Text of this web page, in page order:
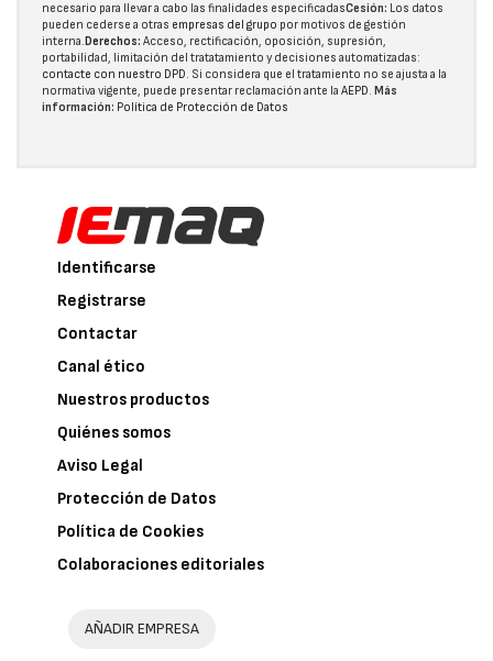
necesario para llevar a cabo las finalidades especificadasCesión: Los datos
pueden cederse a otras empresas del grupo por motivos de gestión
interna.Derechos: Acceso, rectificación, oposición, supresión,
portabilidad, limitación del tratatamiento y decisiones automatizadas:
contacte con nuestro DPD. Si considera que el tratamiento no se ajusta a la
normativa vigente, puede presentar reclamación ante la AEPD. Más
información: Política de Protección de Datos
Identificarse
Registrarse
Contactar
Canal ético
Nuestros productos
Quiénes somos
Aviso Legal
Protección de Datos
Política de Cookies
Colaboraciones editoriales
AÑADIR EMPRESA